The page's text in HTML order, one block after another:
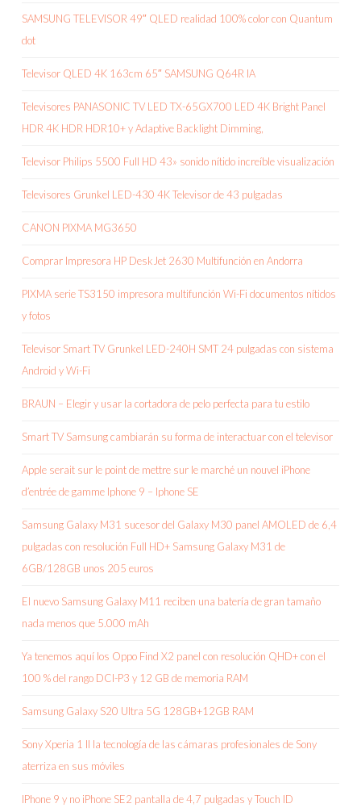
SAMSUNG TELEVISOR 49″ QLED realidad 100% color con Quantum
dot
Televisor QLED 4K 163cm 65″ SAMSUNG Q64R IA
Televisores PANASONIC TV LED TX-65GX700 LED 4K Bright Panel
HDR 4K HDR HDR10+ y Adaptive Backlight Dimming,
Televisor Philips 5500 Full HD 43» sonido nítido increíble visualización
Televisores Grunkel LED-430 4K Televisor de 43 pulgadas
CANON PIXMA MG3650
Comprar Impresora HP DeskJet 2630 Multifunción en Andorra
PIXMA serie TS3150 impresora multifunción Wi-Fi documentos nítidos
y fotos
Televisor Smart TV Grunkel LED-240H SMT 24 pulgadas con sistema
Android y Wi-Fi
BRAUN – Elegir y usar la cortadora de pelo perfecta para tu estilo
Smart TV Samsung cambiarán su forma de interactuar con el televisor
Apple serait sur le point de mettre sur le marché un nouvel iPhone
d’entrée de gamme Iphone 9 – Iphone SE
Samsung Galaxy M31 sucesor del Galaxy M30 panel AMOLED de 6,4
pulgadas con resolución Full HD+ Samsung Galaxy M31 de
6GB/128GB unos 205 euros
El nuevo Samsung Galaxy M11 reciben una batería de gran tamaño
nada menos que 5.000 mAh
Ya tenemos aquí los Oppo Find X2 panel con resolución QHD+ con el
100 % del rango DCI-P3 y 12 GB de memoria RAM
Samsung Galaxy S20 Ultra 5G 128GB+12GB RAM
Sony Xperia 1 II la tecnología de las cámaras profesionales de Sony
aterriza en sus móviles
IPhone 9 y no iPhone SE2 pantalla de 4,7 pulgadas y Touch ID